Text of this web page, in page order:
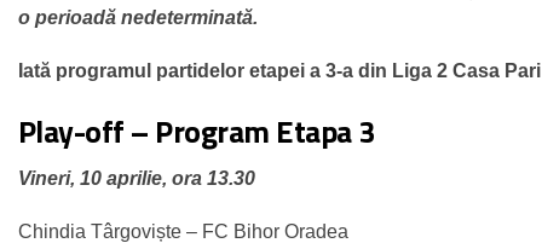
o perioadă nedeterminată.
Iată programul partidelor etapei a 3-a din Liga 2 Casa
Play-off – Program Etapa 3
Vineri, 10 aprilie, ora 13.30
Chindia Târgoviște – FC Bihor Oradea